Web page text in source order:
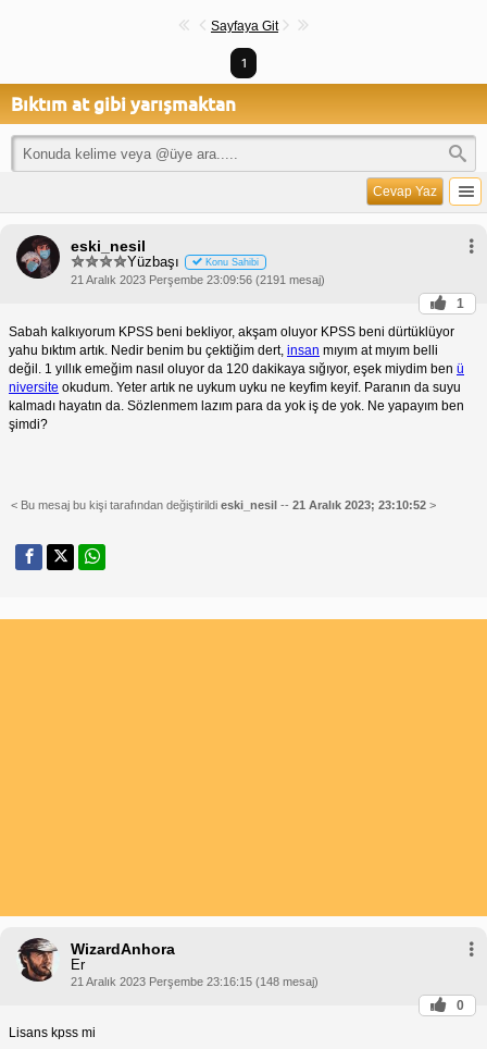
Sayfaya Git
1
Bıktım at gibi yarışmaktan
Cevap Yaz
eski_nesil
Yüzbaşı Konu Sahibi
21 Aralık 2023 Perşembe 23:09:56 (2191 mesaj)
1
Sabah kalkıyorum KPSS beni bekliyor, akşam oluyor KPSS beni dürtüklüyor
yahu bıktım artık. Nedir benim bu çektiğim dert, insan mıyım at mıyım belli
değil. 1 yıllık emeğim nasıl oluyor da 120 dakikaya sığıyor, eşek miydim ben ü
niversite okudum. Yeter artık ne uykum uyku ne keyfim keyif. Paranın da suyu
kalmadı hayatın da. Sözlenmem lazım para da yok iş de yok. Ne yapayım ben
şimdi?
< Bu mesaj bu kişi tarafından değiştirildi eski_nesil -- 21 Aralık 2023; 23:10:52 >
WizardAnhora
Er
21 Aralık 2023 Perşembe 23:16:15 (148 mesaj)
0
Lisans kpss mi